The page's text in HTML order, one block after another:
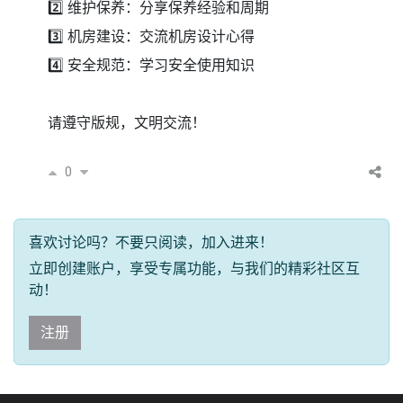
2️⃣ 维护保养：分享保养经验和周期
3️⃣ 机房建设：交流机房设计心得
4️⃣ 安全规范：学习安全使用知识
请遵守版规，文明交流！
0
喜欢讨论吗？不要只阅读，加入进来！
立即创建账户，享受专属功能，与我们的精彩社区互
动！
注册